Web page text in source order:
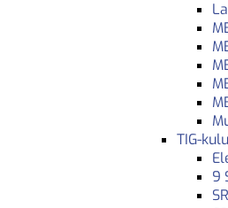
TIG-
9